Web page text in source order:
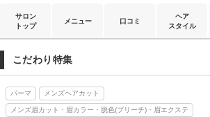
サロン
トップ
メニュー 口コミ
ヘア
スタイル
こだわり特集
パーマ メンズヘアカット
メンズ眉カット・眉カラー・脱色(ブリーチ)・眉エクステ